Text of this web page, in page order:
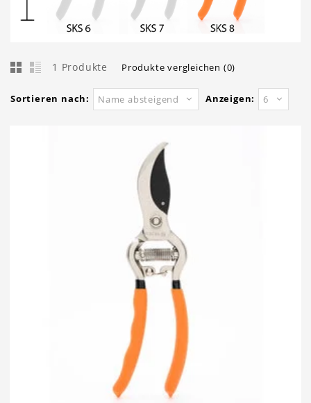
1 Produkte Produkte vergleichen (0)
Sortieren nach: Name absteigend Anzeigen: 6